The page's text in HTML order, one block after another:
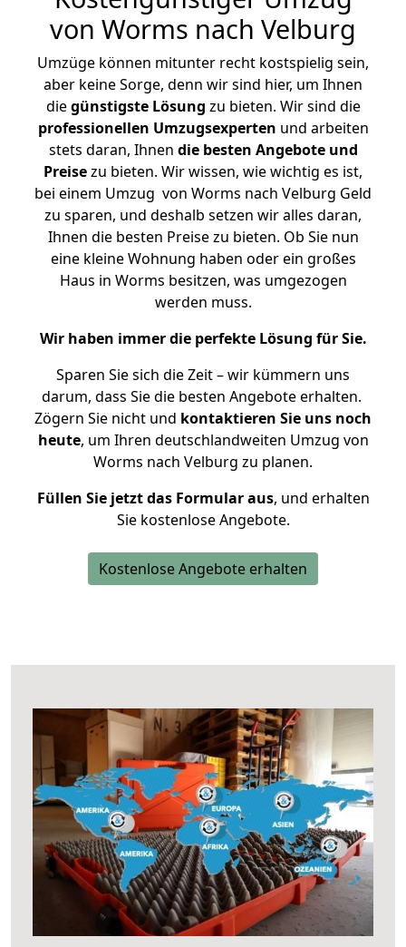
von Worms nach Velburg
Umzüge können mitunter recht kostspielig sein,
aber keine Sorge, denn wir sind hier, um Ihnen
diegünstigste Lösung zu bieten. Wir sind die
professionellen Umzugsexperten und arbeiten
stets daran, Ihnen die besten Angebote und
Preisezu bieten. Wir wissen, wie wichtig es ist,
bei einem Umzug von Worms nach Velburg Geld
zu sparen, und deshalb setzen wir alles daran,
Ihnen die besten Preise zu bieten. Ob Sie nun
eine kleine Wohnung haben oder ein großes
Haus in Worms besitzen, was umgezogen
werden muss.
Wir haben immer die perfekte Lösung für Sie.
Sparen Sie sich die Zeit – wir kümmern uns
darum, dass Sie die besten Angebote erhalten.
Zögern Sie nicht und kontaktieren Sie uns noch
heute, um Ihren deutschlandweiten Umzug von
Worms nach Velburg zu planen.
Füllen Sie jetzt das Formular aus, und erhalten
Sie kostenlose Angebote.
Kostenlose Angebote erhalten